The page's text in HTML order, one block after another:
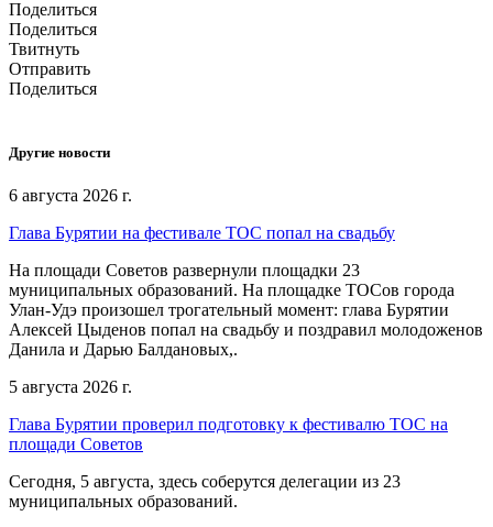
Поделиться
Поделиться
Твитнуть
Отправить
Поделиться
Другие новости
6 августа 2026 г.
Глава Бурятии на фестивале ТОС попал на свадьбу
На площади Советов развернули площадки 23
муниципальных образований. На площадке ТОСов города
Улан-Удэ произошел трогательный момент: глава Бурятии
Алексей Цыденов попал на свадьбу и поздравил молодоженов
Данила и Дарью Балдановых,.
5 августа 2026 г.
Глава Бурятии проверил подготовку к фестивалю ТОС на
площади Советов
Сегодня, 5 августа, здесь соберутся делегации из 23
муниципальных образований.